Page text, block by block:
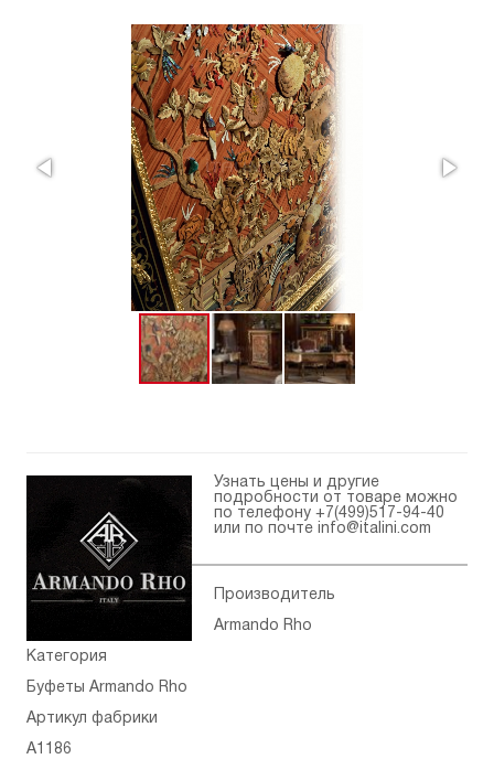
Узнать цены и другие
подробности от товаре можно
по телефону +7(499)517-94-40
или по почте
info@italini.com
Производитель
Armando Rho
Категория
Буфеты Armando Rho
Артикул фабрики
A1186